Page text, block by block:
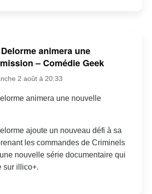
animera une
– Comédie Geek
2 août à 20:33
animera une nouvelle
ajoute un nouveau défi à sa
les commandes de Criminels
nouvelle série documentaire qui
sur illico+.